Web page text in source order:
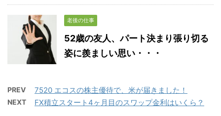
老後の仕事
52歳の友人、パート決まり張り切る
姿に羨ましい思い・・・
PREV 7520 エコスの株主優待で、米が届きました！
NEXT FX積立スタート4ヶ月目のスワップ金利はいくら？